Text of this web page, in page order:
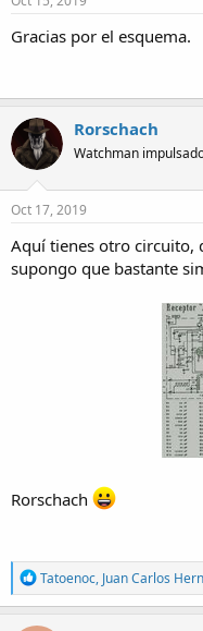
Gracias por el esquema.
Rorschach
Watchman
Oct 17, 2019
Aquí tienes otro circuito,
supongo que bastante
Rorschach
R
e
a
Tatoenoc, Juan Carlos